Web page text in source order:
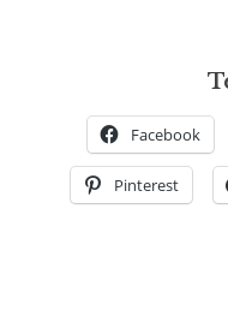
Facebook
Pinterest